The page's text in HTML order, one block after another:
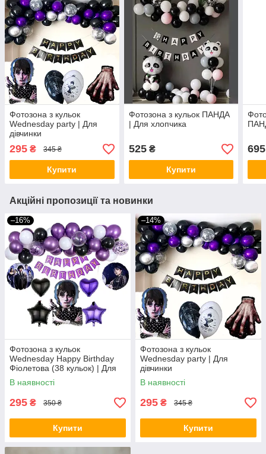
Фотозона з кульок
Wednesday party | Для
дівчинки
295 ₴ 345 ₴
Купити
Фотозона з кульок ПАНДА
| Для хлопчика
525₴
Купити
695
Акційні пропозиції та новинки
–16%
Фотозона з кульок
Wednesday Happy Birthday
Фіолетова (38 кульок) | Для
дівчинки
В наявності
295 ₴ 350 ₴
Купити
–14%
Фотозона з кульок
Wednesday party | Для
дівчинки
В наявності
295 ₴ 345 ₴
Купити